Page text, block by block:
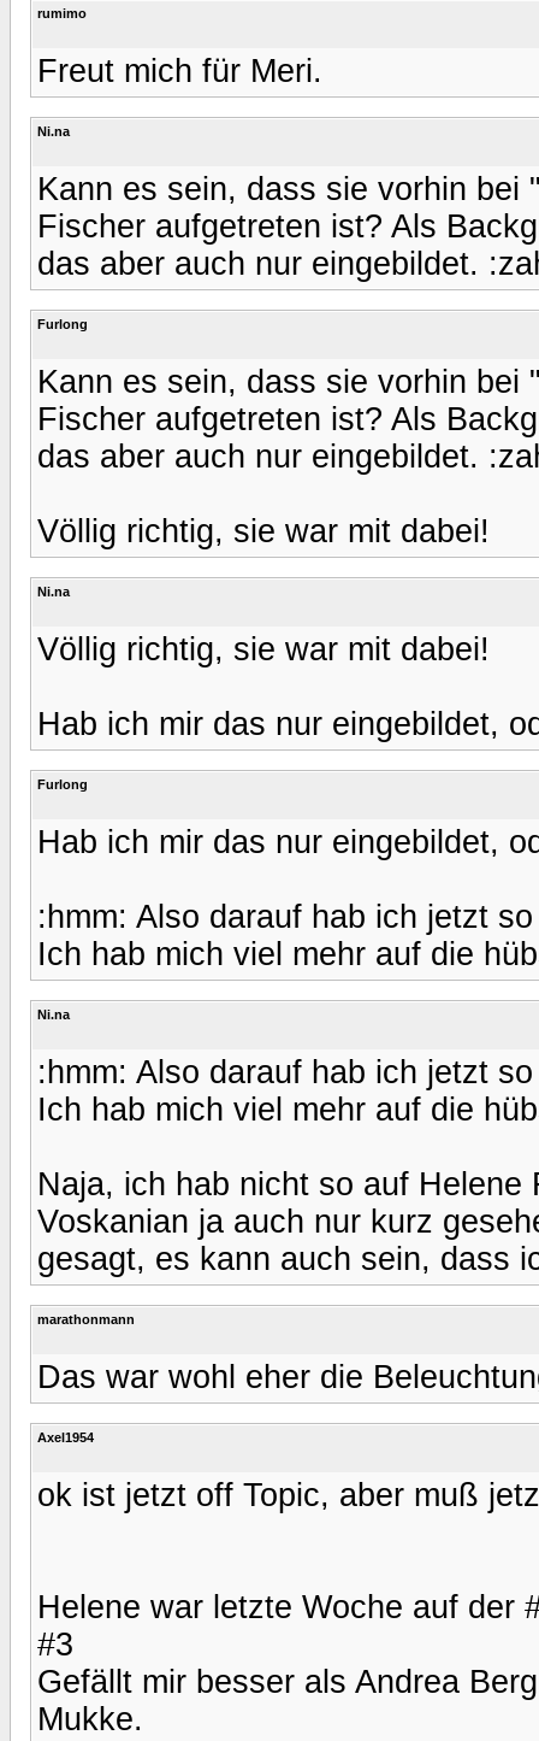
rumimo
Freut mich für Meri.
Ni.na
Kann es sein, dass sie vorhin bei
Fischer aufgetreten ist? Als
das aber auch nur eingebildet.
Furlong
Kann es sein, dass sie vorhin bei
Fischer aufgetreten ist? Als
das aber auch nur eingebildet.
Völlig richtig, sie war mit dabei!
Ni.na
Völlig richtig, sie war mit dabei!
Hab ich mir das nur eingebildet,
Furlong
Hab ich mir das nur eingebildet,
:hmm: Also darauf hab ich jetzt
Ich hab mich viel mehr auf die
Ni.na
:hmm: Also darauf hab ich jetzt
Ich hab mich viel mehr auf die
Naja, ich hab nicht so auf
Voskanian ja auch nur kurz
gesagt, es kann auch sein, dass
marathonmann
Das war wohl eher die
Axel1954
ok ist jetzt off Topic, aber muß
Helene war letzte Woche auf der
#3
Gefällt mir besser als Andrea
Mukke.